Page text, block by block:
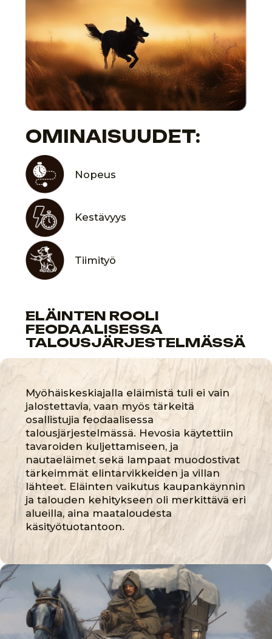
mahdollisti rotujen laadun parantamisen
ja toi tieteellisemmän lähestymistavan
eläinten jalostukseen.
ELÄINTEN KÄYTÖN
LEVIÄMINEN
KOTIELÄIMINÄ
aatelisten elämässä. Koiria arvostettiin ei
vain metsästysominaisuuksiensa vuoksi,
vaan myös seuralaisina. Erityisesti
koristeelliset rodut, kuten spitsi ja
kääpiökoirat, tulivat suosituiksi. Ne
palvelustehtävät, muuttuessaan
ylellisyyden ja hienostuneisuuden
symboleiksi.
Kissojen rooli keskiaikaisissa kodeissa: